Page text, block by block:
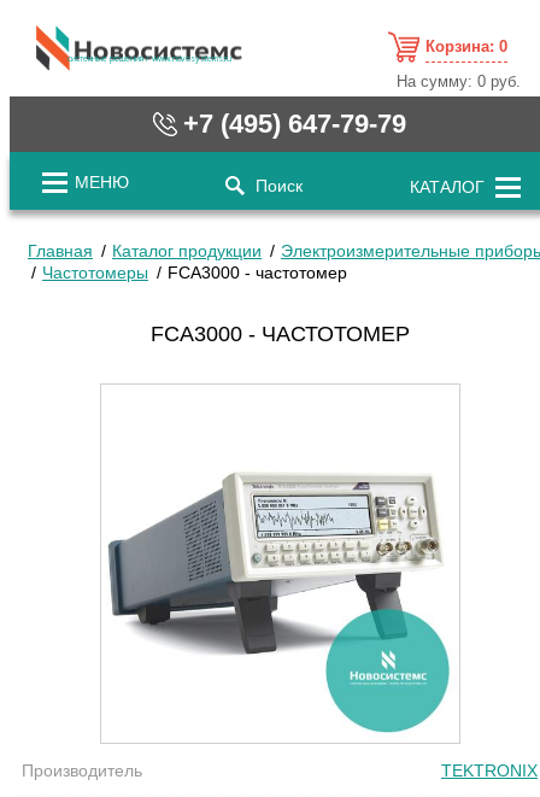
cистемные решения / www.novosystems.ru
Корзина: 0
На сумму:0 руб.
+7 (495) 647-79-79
МЕНЮ Поиск КАТАЛОГ
Главная Каталог продукции
Электроизмерительные
Частотомеры
FCA3000 - частотомер
FCA3000 - ЧАСТОТОМЕР
Производитель TEKTRONIX